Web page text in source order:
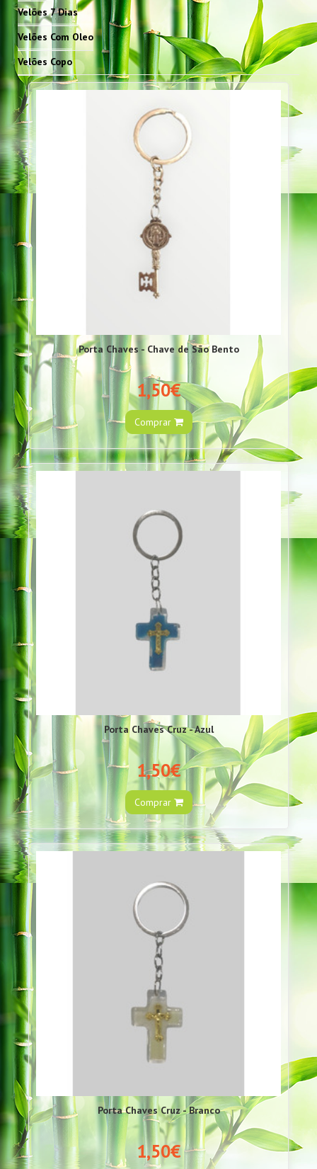
Velões 7 Dias
Velões Com Oleo
Velões Copo
Porta Chaves - Chave de São Bento
1,50€
Comprar
Porta Chaves Cruz - Azul
1,50€
Comprar
Porta Chaves Cruz - Branco
1,50€